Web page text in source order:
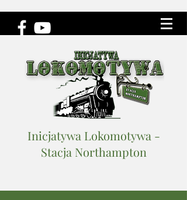
Inicjatywa Lokomotywa -
Stacja Northampton